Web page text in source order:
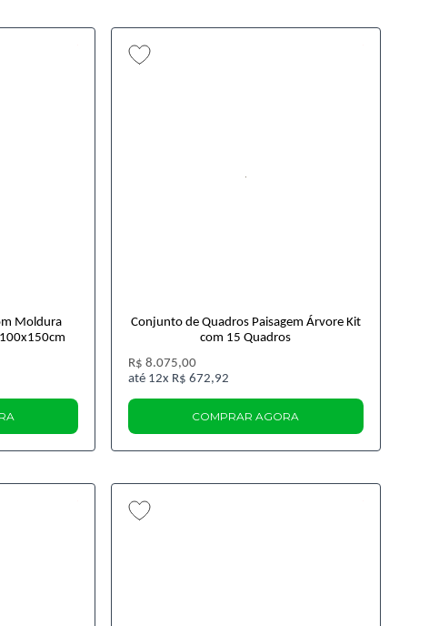
Moldura
Conjunto de Quadros Paisagem Árvore Kit
com 15 Quadros
R$ 8.075,00
12x R$ 672,92
COMPRAR AGORA